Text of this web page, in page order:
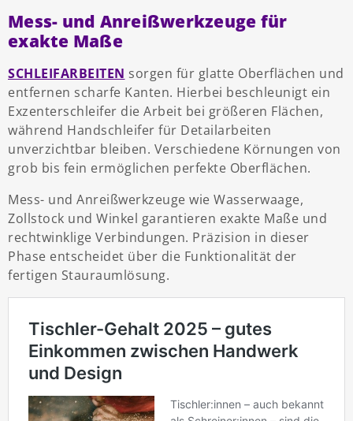
Mess- und Anreißwerkzeuge für
exakte Maße
SCHLEIFARBEITEN sorgen für glatte Oberflächen und
entfernen scharfe Kanten. Hierbei beschleunigt ein
Exzenterschleifer die Arbeit bei größeren Flächen,
während Handschleifer für Detailarbeiten
unverzichtbar bleiben. Verschiedene Körnungen von
grob bis fein ermöglichen perfekte Oberflächen.
Mess- und Anreißwerkzeuge wie Wasserwaage,
Zollstock und Winkel garantieren exakte Maße und
rechtwinklige Verbindungen. Präzision in dieser
Phase entscheidet über die Funktionalität der
fertigen Stauraumlösung.